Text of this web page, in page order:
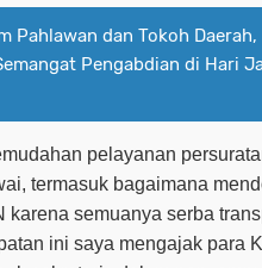
Pahlawan dan Tokoh Daerah,
Pengabdian di Hari
pelayanan
termasuk bagaimana
karena semuanya serba
ini saya mengajak para